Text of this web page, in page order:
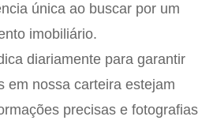
única ao buscar por um
imobiliário.
diariamente para garantir
em nossa carteira estejam
precisas e fotografias